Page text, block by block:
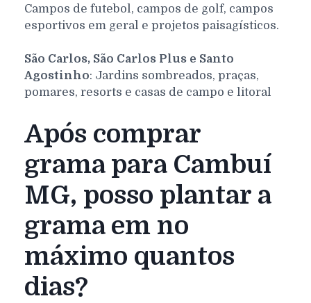
Campos de futebol, campos de golf, campos
esportivos em geral e projetos paisagísticos.
São Carlos, São Carlos Plus e Santo
Agostinho: Jardins sombreados, praças,
pomares, resorts e casas de campo e litoral
Após comprar
grama para Cambuí
MG, posso plantar a
grama em no
máximo quantos
dias?